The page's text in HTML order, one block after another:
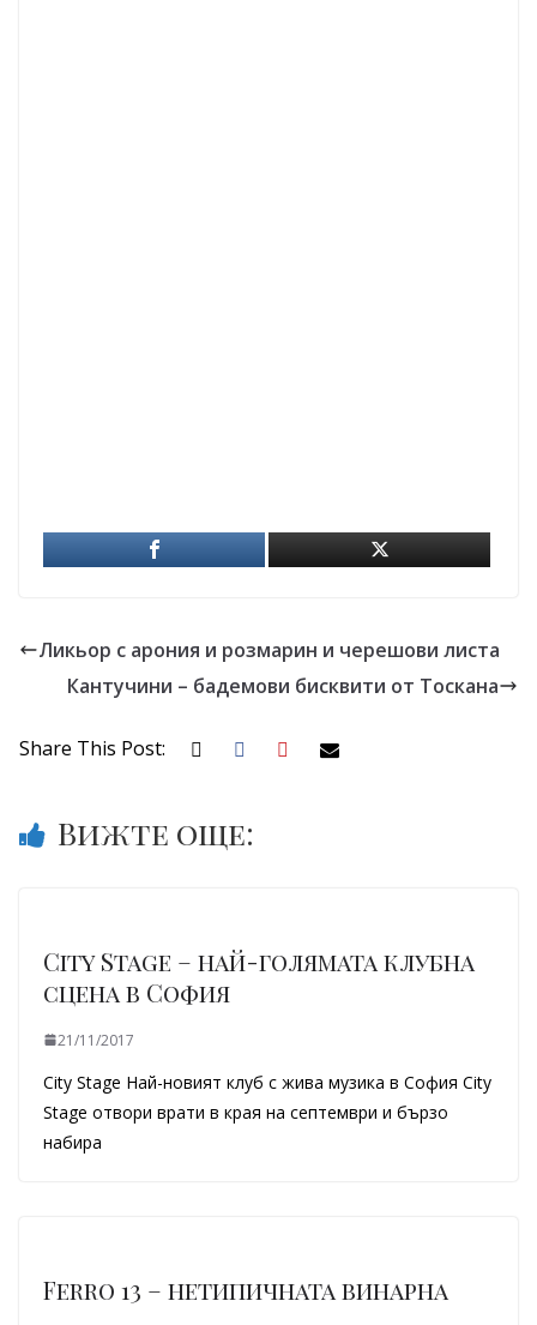
Ликьор с арония и розмарин и черешови листа
Кантучини – бадемови бисквити от Тоскана
Share This Post:
Вижте още:
City Stage – най-голямата клубна
сцена в София
21/11/2017
City Stage Най-новият клуб с жива музика в София City
Stage отвори врати в края на септември и бързо
набира
Ferro 13 – нетипичната винарна